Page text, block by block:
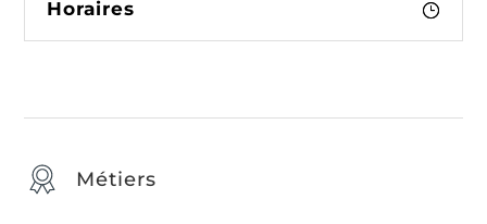
Horaires
Métiers